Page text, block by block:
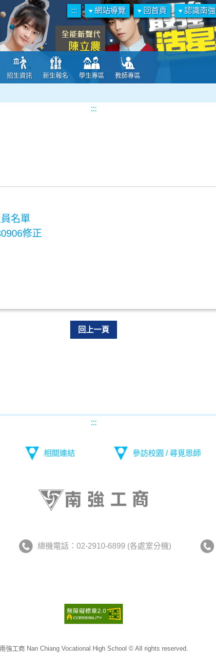
::: 網站導覽 回首頁 認識南強
招生資訊 新生報名 學生專區 教師專區
:::
名單
修正
回上一頁
:::
相關連結 參訪校園 / 尋覓恩師
總機電話：02-2910-6899 (各處室分機)
南強工商 Nan Chiang Vocational High School © All rights reserved.